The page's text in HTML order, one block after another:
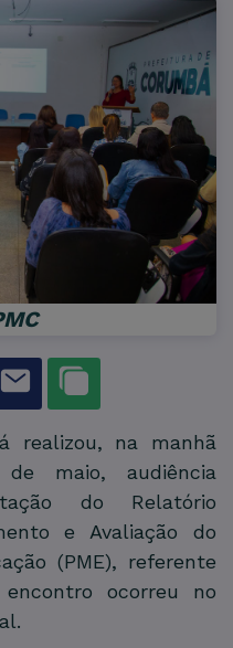
realizou, na manhã
maio, audiência
do Relatório
e Avaliação do
(PME), referente
ocorreu no